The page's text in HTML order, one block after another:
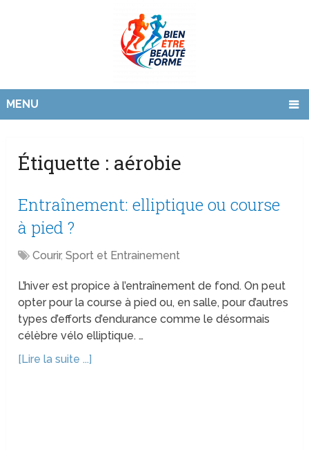
MENU
Étiquette : aérobie
Entraînement: elliptique ou course
à pied ?
Courir,Sport et Entrainement
L’hiver est propice à l’entraînement de fond. On peut
opter pour la course à pied ou, en salle, pour d’autres
types d’efforts d’endurance comme le désormais
célèbre vélo elliptique. …
[Lire la suite ...]